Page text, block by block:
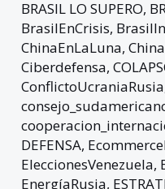
BRASIL LO SUPERO,
BrasilEnCrisis,
ChinaEnLaLuna,
Ciberdefensa,
ConflictoUcraniaRusia
DEFENSA,
EleccionesVenezuela,
EnergíaRusia,